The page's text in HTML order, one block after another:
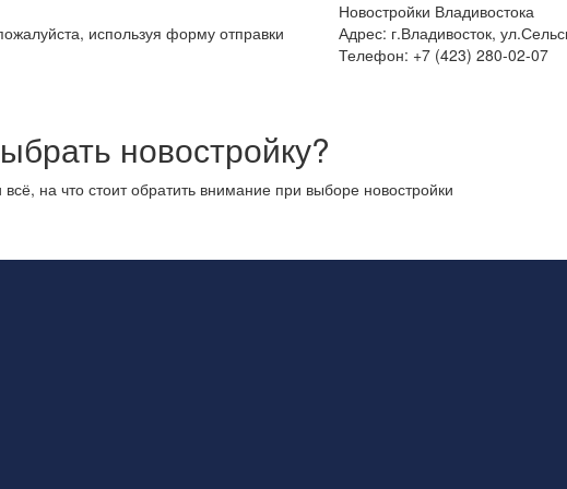
используя форму отправки
Новостройки Владивостока
Адрес: г.Владивосток,
Телефон: +7 (423) 280-02-07
новостройку?
на что стоит обратить внимание при выборе новостройки